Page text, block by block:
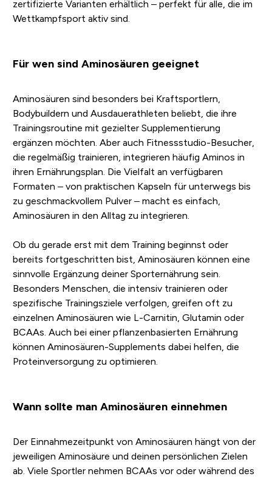
zertifizierte Varianten erhältlich – perfekt für alle, die im
Wettkampfsport aktiv sind.
Für wen sind Aminosäuren geeignet
Aminosäuren sind besonders bei Kraftsportlern,
Bodybuildern und Ausdauerathleten beliebt, die ihre
Trainingsroutine mit gezielter Supplementierung
ergänzen möchten. Aber auch Fitnessstudio-Besucher,
die regelmäßig trainieren, integrieren häufig Aminos in
ihren Ernährungsplan. Die Vielfalt an verfügbaren
Formaten – von praktischen Kapseln für unterwegs bis
zu geschmackvollem Pulver – macht es einfach,
Aminosäuren in den Alltag zu integrieren.
Ob du gerade erst mit dem Training beginnst oder
bereits fortgeschritten bist, Aminosäuren können eine
sinnvolle Ergänzung deiner Sporternährung sein.
Besonders Menschen, die intensiv trainieren oder
spezifische Trainingsziele verfolgen, greifen oft zu
einzelnen Aminosäuren wie L-Carnitin, Glutamin oder
BCAAs. Auch bei einer pflanzenbasierten Ernährung
können Aminosäuren-Supplements dabei helfen, die
Proteinversorgung zu optimieren.
Wann sollte man Aminosäuren einnehmen
Der Einnahmezeitpunkt von Aminosäuren hängt von der
jeweiligen Aminosäure und deinen persönlichen Zielen
ab. Viele Sportler nehmen BCAAs vor oder während des